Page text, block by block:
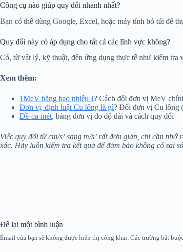
Công cụ nào giúp quy đổi nhanh nhất?
Bạn có thể dùng Google, Excel, hoặc máy tính bỏ túi để
Quy đổi này có áp dụng cho tất cả các lĩnh vực không?
Có, từ vật lý, kỹ thuật, đến ứng dụng thực tế như kiểm tra
Xem thêm:
1MeV bằng bao nhiêu J? Cách đổi đơn vị MeV
Đơn vị, định luật Cu lông là gì? Đổi đơn vị Cu lông
Đề-ca-mét, bảng đơn vị đo độ dài và cách quy đổi
Việc quy đổi từ cm/s² sang m/s² rất đơn giản, chỉ cần
xác. Hãy luôn kiểm tra kết quả để đảm bảo không có sai
Để lại một bình luận
Email của bạn sẽ không được hiển thị công khai. Các trường bắt